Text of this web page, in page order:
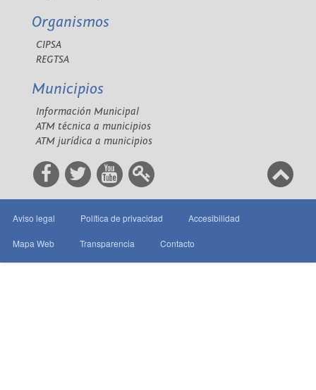
Organismos
CIPSA
REGTSA
Municipios
Información Municipal
ATM técnica a municipios
ATM jurídica a municipios
Aviso legal Política de privacidad Accesibilidad
Mapa Web Transparencia Contacto